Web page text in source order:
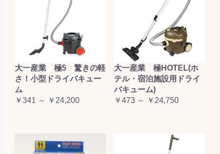
大一産業 極5 驚きの軽
さ！小型ドライバキュー
ム
￥341 ～ ￥24,200
大一産業 極HOTEL(ホ
テル・宿泊施設用ドライ
バキューム)
￥473 ～ ￥24,750